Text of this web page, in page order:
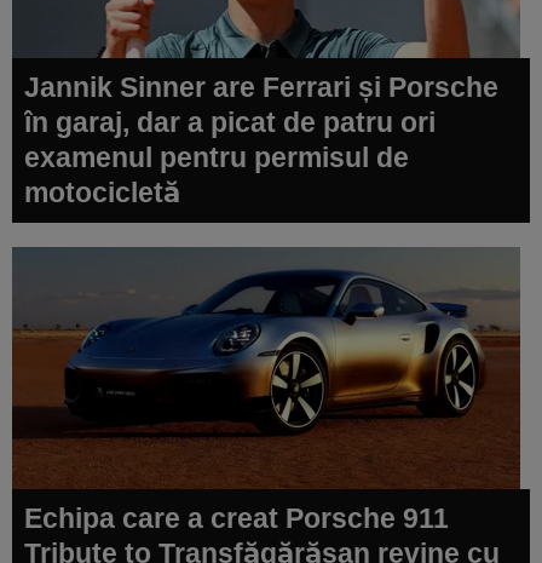
Jannik Sinner are Ferrari și Porsche
în garaj, dar a picat de patru ori
examenul pentru permisul de
motocicletă
Echipa care a creat Porsche 911
Tribute to Transfăgărășan revine cu